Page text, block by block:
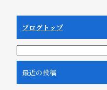
ブログトップ
最近の投稿